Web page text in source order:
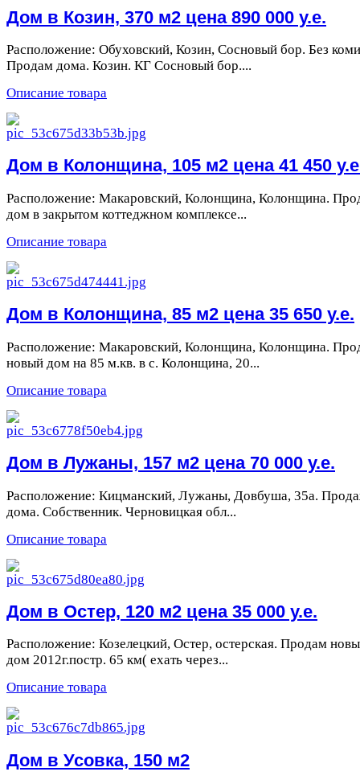
Дом в Козин, 370 м2 цена 890 000 у.е.
Расположение: Обуховский, Козин, Сосновый бор. Без
Продам дома. Козин. КГ Сосновый бор....
Описание товара
Дом в Колонщина, 105 м2 цена 41 450
Расположение: Макаровский, Колонщина, Колонщина.
дом в закрытом коттеджном комплексе...
Описание товара
Дом в Колонщина, 85 м2 цена 35 650 у.е.
Расположение: Макаровский, Колонщина, Колонщина.
новый дом на 85 м.кв. в с. Колонщина, 20...
Описание товара
Дом в Лужаны, 157 м2 цена 70 000 у.е.
Расположение: Кицманский, Лужаны, Довбуша, 35а.
дома. Собственник. Черновицкая обл...
Описание товара
Дом в Остер, 120 м2 цена 35 000 у.е.
Расположение: Козелецкий, Остер, остерская. Продам
дом 2012г.постр. 65 км( ехать через...
Описание товара
Дом в Усовка, 150 м2